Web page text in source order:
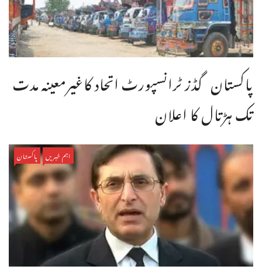
پاکستان گڈز ٹرانسپورٹ اتحاد کاغیرمعینہ مدت
تک ہڑتال کا اعلان
اہم خبریں پاکستان